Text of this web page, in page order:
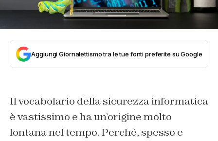
Aggiungi Giornalettismo tra le tue fonti preferite su Google
Il vocabolario della sicurezza informatica
è vastissimo e ha un’origine molto
lontana nel tempo. Perché, spesso e